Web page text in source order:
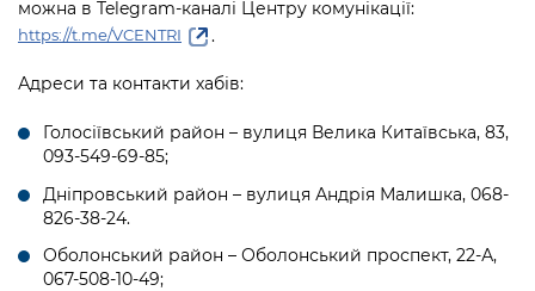
можна в Telegram-каналі Центру комунікації:
https://t.me/VCENTRI .
Адреси та контакти хабів:
Голосіївський район – вулиця Велика Китаївська, 83,
093-549-69-85;
Дніпровський район – вулиця Андрія Малишка, 068-
826-38-24.
Оболонський район – Оболонський проспект, 22-А,
067-508-10-49;